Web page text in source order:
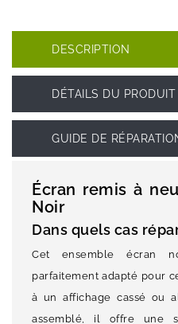
DESCRIPTION
DÉTAILS DU PRODUIT
GUIDE DE
Écran remis à
Noir
Dans quels cas
Cet ensemble écran
parfaitement adapté pour
à un affichage cassé ou
assemblé, il offre une